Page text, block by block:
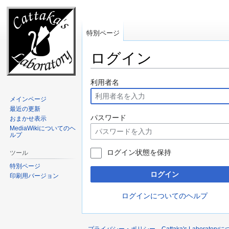
ログイン
ナ
ビ
ゲ
ー
シ
ョ
ン
に
動
検
索
に
移
動
利用者名
パスワード
ログイン状態を保持
ログイン
ログインについてのヘルプ
特別ページ
メインページ
最近の更新
おまかせ表示
MediaWikiについてのヘ
ルプ
ツール
特別ページ
印刷用バージョン